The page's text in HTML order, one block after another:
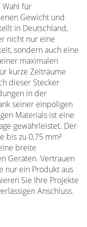
für
Gewicht und
in Deutschland,
nicht nur eine
sondern auch eine
maximalen
kurze Zeiträume
dieser Stecker
in der
seiner einpoligen
Materials ist eine
gewährleistet. Der
bis zu 0,75 mm²
breite
Geräten. Vertrauen
nur ein Produkt aus
Sie Ihre Projekte
Anschluss.